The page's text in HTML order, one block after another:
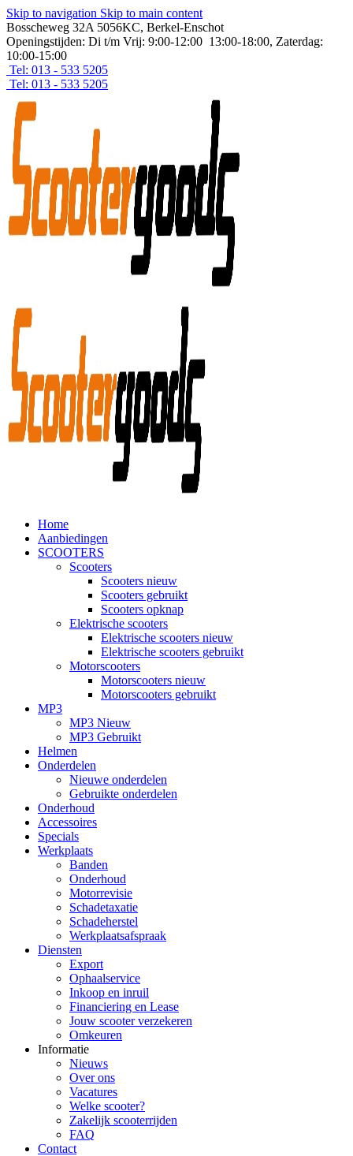
Skip to navigation Skip to main content
Bosscheweg 32A 5056KC, Berkel-Enschot
Openingstijden: Di t/m Vrij: 9:00-12:00 13:00-18:00, Zaterdag:
10:00-15:00
Tel: 013 - 533 5205
Tel: 013 - 533 5205
Home
Aanbiedingen
SCOOTERS
Scooters
Scooters nieuw
Scooters gebruikt
Scooters opknap
Elektrische scooters
Elektrische scooters nieuw
Elektrische scooters gebruikt
Motorscooters
Motorscooters nieuw
Motorscooters gebruikt
MP3
MP3 Nieuw
MP3 Gebruikt
Helmen
Onderdelen
Nieuwe onderdelen
Gebruikte onderdelen
Onderhoud
Accessoires
Specials
Werkplaats
Banden
Onderhoud
Motorrevisie
Schadetaxatie
Schadeherstel
Werkplaatsafspraak
Diensten
Export
Ophaalservice
Inkoop en inruil
Financiering en Lease
Jouw scooter verzekeren
Omkeuren
Informatie
Nieuws
Over ons
Vacatures
Welke scooter?
Zakelijk scooterrijden
FAQ
Contact